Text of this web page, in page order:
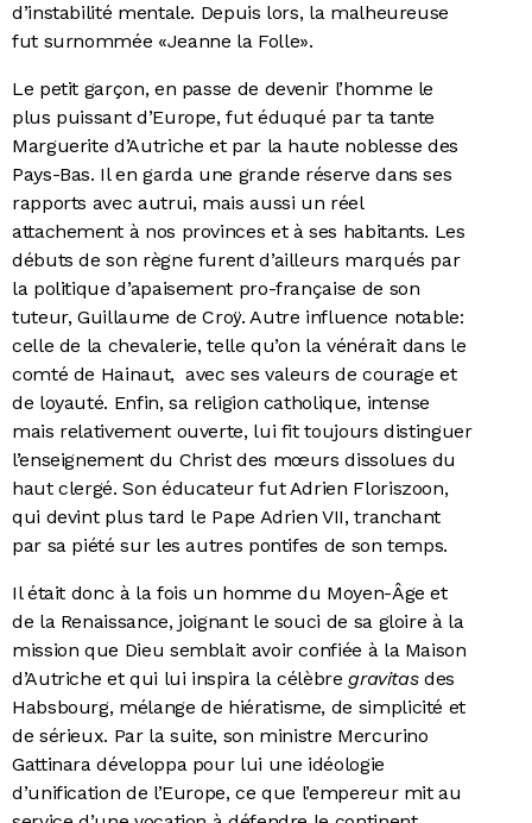
d’instabilité mentale. Depuis lors, la malheureuse
fut surnommée «Jeanne la Folle».
Le petit garçon, en passe de devenir l’homme le
plus puissant d’Europe, fut éduqué par ta tante
Marguerite d’Autriche et par la haute noblesse des
Pays-Bas. Il en garda une grande réserve dans ses
rapports avec autrui, mais aussi un réel
attachement à nos provinces et à ses habitants. Les
débuts de son règne furent d’ailleurs marqués par
la politique d’apaisement pro-française de son
tuteur, Guillaume de Croÿ. Autre influence notable:
celle de la chevalerie, telle qu’on la vénérait dans le
comté de Hainaut, avec ses valeurs de courage et
de loyauté. Enfin, sa religion catholique, intense
mais relativement ouverte, lui fit toujours distinguer
l’enseignement du Christ des mœurs dissolues du
haut clergé. Son éducateur fut Adrien Floriszoon,
qui devint plus tard le Pape Adrien VII, tranchant
par sa piété sur les autres pontifes de son temps.
Il était donc à la fois un homme du Moyen-Âge et
de la Renaissance, joignant le souci de sa gloire à la
mission que Dieu semblait avoir confiée à la Maison
d’Autriche et qui lui inspira la célèbregravitasdes
Habsbourg, mélange de hiératisme, de simplicité et
de sérieux. Par la suite, son ministre Mercurino
Gattinara développa pour lui une idéologie
d’unification de l’Europe, ce que l’empereur mit au